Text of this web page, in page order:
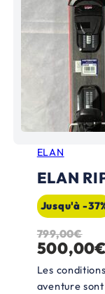
ELAN
ELAN
Jusqu'à -
799,00€
L
e
p
500,00€
L
e
p
Les
aventure